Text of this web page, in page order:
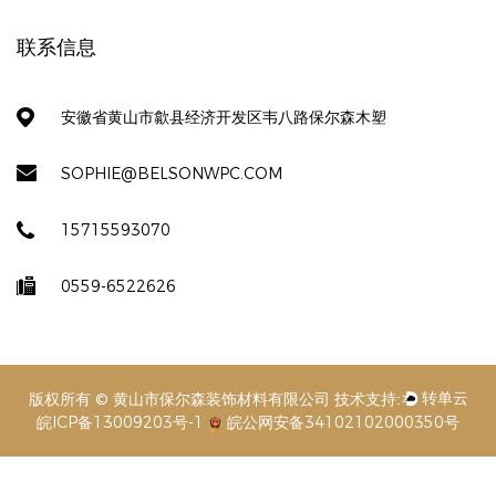
联系信息
安徽省黄山市歙县经济开发区韦八路保尔森木塑
SOPHIE@BELSONWPC.COM
15715593070
0559-6522626
版权所有 © 黄山市保尔森装饰材料有限公司
皖ICP备13009203号-1
皖公网安备34102102000350号